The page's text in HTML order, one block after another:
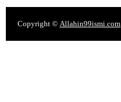
Copyright © Allahin99ismi.com